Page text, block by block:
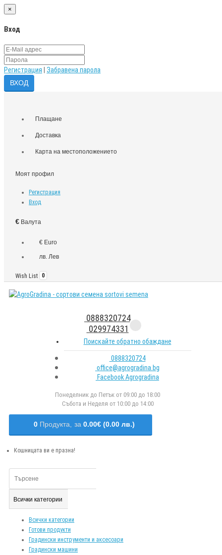
×
Вход
Регистрация Забравена парола
Плащане
Доставка
Карта на местоположението
Моят профил
Регистрация
Вход
€ Валута
€ Euro
лв. Лев
Wish List 0
0888320724
029974331
Поискайте обратно обаждане
0888320724
office@agrogradina.bg
Facebook Agrogradina
Понеделник до Петък от 09:00 до 18:00
Събота и Неделя от 10:00 до 14:00
0 Продукта, за 0.00€ (0.00 лв.)
Кошницата ви е празна!
Всички категории
Всички категории
Готови продукти
Градински инструменти и аксесоари
Градински машини